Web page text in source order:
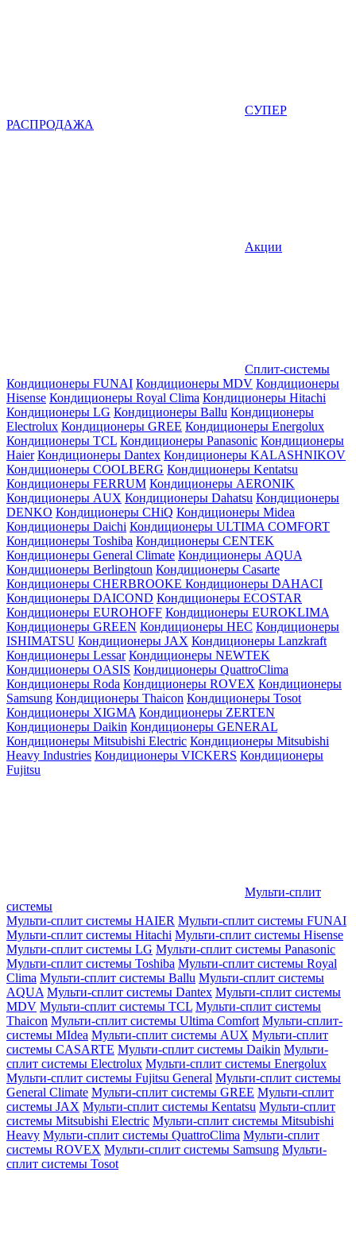
СУПЕР
РАСПРОДАЖА
Акции
Сплит-системы
Кондиционеры FUNAI Кондиционеры MDV Кондиционеры
Hisense Кондиционеры Royal Clima Кондиционеры Hitachi
Кондиционеры LG Кондиционеры Ballu Кондиционеры
Electrolux Кондиционеры GREE Кондиционеры Energolux
Кондиционеры TCL Кондиционеры Panasonic Кондиционеры
Haier Кондиционеры Dantex Кондиционеры KALASHNIKOV
Кондиционеры СOOLBERG Кондиционеры Kentatsu
Кондиционеры FERRUM Кондиционеры AERONIK
Кондиционеры AUX Кондиционеры Dahatsu Кондиционеры
DENKO Кондиционеры CHiQ Кондиционеры Midea
Кондиционеры Daichi Кондиционеры ULTIMA COMFORT
Кондиционеры Toshiba Кондиционеры CENTEK
Кондиционеры General Climate Кондиционеры AQUA
Кондиционеры Berlingtoun Кондиционеры Casarte
Кондиционеры CHERBROOKE Кондиционеры DAHACI
Кондиционеры DAICOND Кондиционеры ECOSTAR
Кондиционеры EUROHOFF Кондиционеры EUROKLIMA
Кондиционеры GREEN Кондиционеры HEC Кондиционеры
ISHIMATSU Кондиционеры JAX Кондиционеры Lanzkraft
Кондиционеры Lessar Кондиционеры NEWTEK
Кондиционеры OASIS Кондиционеры QuattroClima
Кондиционеры Roda Кондиционеры ROVEX Кондиционеры
Samsung Кондиционеры Thaicon Кондиционеры Tosot
Кондиционеры XIGMA Кондиционеры ZERTEN
Кондиционеры Daikin Кондиционеры GENERAL
Кондиционеры Mitsubishi Electric Кондиционеры Mitsubishi
Heavy Industries Кондиционеры VICKERS Кондиционеры
Fujitsu
Мульти-сплит
системы
Мульти-сплит системы HAIER Мульти-сплит системы FUNAI
Мульти-сплит системы Hitachi Мульти-сплит системы Hisense
Мульти-сплит системы LG Мульти-сплит системы Panasonic
Мульти-сплит системы Toshiba Мульти-сплит системы Royal
Clima Мульти-сплит системы Ballu Мульти-сплит системы
AQUA Мульти-сплит системы Dantex Мульти-сплит системы
MDV Мульти-сплит системы TCL Мульти-сплит системы
Thaicon Мульти-сплит системы Ultima Comfort Мульти-сплит-
системы MIdea Мульти-сплит системы AUX Мульти-сплит
системы CASARTE Мульти-сплит системы Daikin Мульти-
сплит системы Electrolux Мульти-сплит системы Energolux
Мульти-сплит системы Fujitsu General Мульти-сплит системы
General Climate Мульти-сплит системы GREE Мульти-сплит
системы JAX Мульти-сплит системы Kentatsu Мульти-сплит
системы Mitsubishi Electric Мульти-сплит системы Mitsubishi
Heavy Мульти-сплит системы QuattroClima Мульти-сплит
системы ROVEX Мульти-сплит системы Samsung Мульти-
сплит системы Tosot